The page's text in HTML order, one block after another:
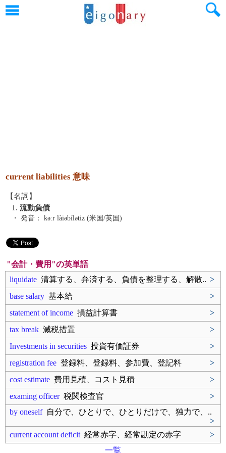
current liabilities 意味
【名詞】
1. 流動負債
・ 発音： kəːr làiəbílətiz (米国/英国)
"会計・費用"の英単語
liquidate 清算する、弁済する、負債を整理する、解散.. >
base salary 基本給
>
statement of income 損益計算書
>
tax break 減税措置
>
Investments in securities 投資有価証券
>
registration fee 登録料、登録料、参加費、登記料
>
cost estimate 費用見積、コスト見積
>
examing officer税関検査官
>
by oneself自分で、ひとりで、ひとりだけで、独力で、..
>
current account deficit 経常赤字、経常勘定の赤字
>
一覧